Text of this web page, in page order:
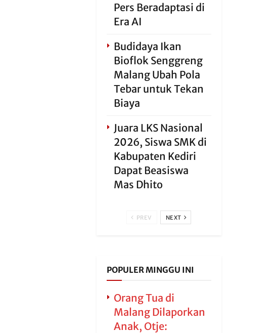
Pers Beradaptasi di
Era AI
Budidaya Ikan
Bioflok Senggreng
Malang Ubah Pola
Tebar untuk Tekan
Biaya
Juara LKS Nasional
2026, Siswa SMK di
Kabupaten Kediri
Dapat Beasiswa
Mas Dhito
PREV NEXT
POPULER MINGGU INI
Orang Tua di
Malang Dilaporkan
Anak, Otje: